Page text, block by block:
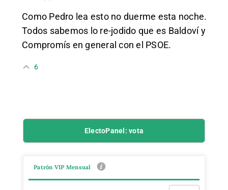
Como Pedro lea esto no duerme esta noche.
Todos sabemos lo re-jodido que es Baldoví y
Compromís en general con el PSOE.
6
ElectoPanel: vota
Patrón VIP Mensual